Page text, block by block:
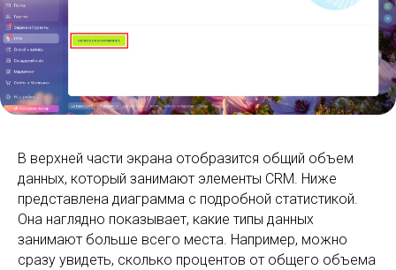
В верхней части экрана отобразится общий объем
данных, который занимают элементы CRM. Ниже
представлена диаграмма с подробной статистикой.
Она наглядно показывает, какие типы данных
занимают больше всего места. Например, можно
сразу увидеть, сколько процентов от общего объема